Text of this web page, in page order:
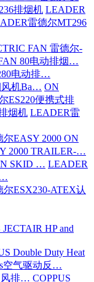
排烟机 LEADER
雷德尔MT296
FAN 雷德尔-
80电动排烟…
电动排…
风机Ba… ON
ES220便携式排
烟机 LEADER雷
EASY 2000 ON
2000 TRAILER-…
SKID … LEADER
…
ESX230-ATEX认
JECTAIR HP and
Double Duty Heat
空气驱动反…
风排… COPPUS